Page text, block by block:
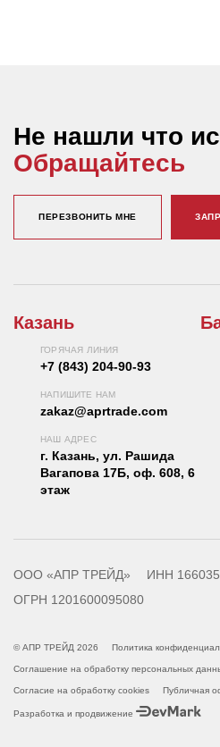
Не нашли что
Обращайтесь
ПЕРЕЗВОНИТЬ МНЕ
Казань
ГОРЯЧАЯ ЛИНИЯ
+7 (843) 204-90-93
НАПИШИТЕ НАМ
zakaz@aprtrade.com
НАШ АДРЕС
г. Казань, ул. Рашида
Вагапова 17Б, оф. 608, 6
этаж
ООО «АПР ТРЕЙД»
ИНН
ОГРН 1201600095080
© АПР ТРЕЙД 2026 Политика
Соглашение на обработку персональных
Согласие на обработку cookies Публичная
Разработка и продвижение